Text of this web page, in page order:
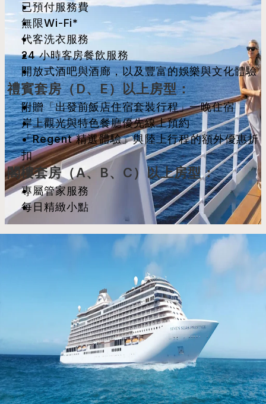
已預付服務費
無限Wi-Fi*
代客洗衣服務
24 小時客房餐飲服務
開放式酒吧與酒廊，以及豐富的娛樂與文化體驗
禮賓套房（D、E）以上房型：
附贈「出發前飯店住宿套裝行程」一晚住宿
岸上觀光與特色餐廳優先線上預約
「Regent 精選體驗」與陸上行程的額外優惠折
扣
閣樓套房（A、B、C）以上房型：
專屬管家服務
每日精緻小點
七海盛譽號 Seven Seas Prestige
潔白耀眼的 Seven Seas Prestige™ 將於 2026 年 11 月華麗
首航，漂浮在如玻璃波光般的蔚藍海面上